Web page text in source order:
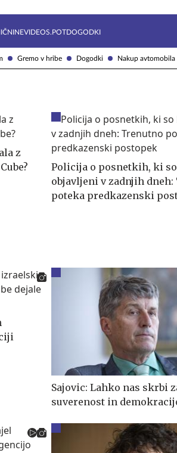
Gremo v hribe Dogodki Nakup avtomobila
VIDEOS.POTDOGODKI
z
Policija o posnetkih, ki
objavljeni v zadnjih
poteka predkazenski
Sajovic: Lahko nas skrbi
suverenost in